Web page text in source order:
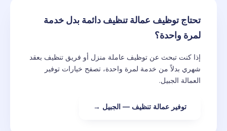
تحتاج توظيف عمالة تنظيف دائمة بدل خدمة
لمرة واحدة؟
إذا كنت تبحث عن توظيف عاملة منزل أو فريق تنظيف بعقد
شهري بدلاً من خدمة لمرة واحدة، تصفح خيارات توفير
العمالة الجبيل.
توفير عمالة تنظيف — الجبيل →